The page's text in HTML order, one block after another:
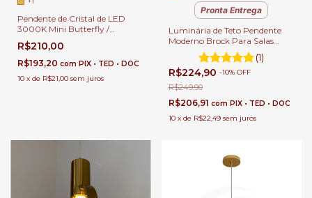
Pendente de Cristal de LED
3000K Mini Butterfly /
Borboleta Cromada 20x14cm
Para Cabeceira de Cama e
Lavabo Moderno
R$210,00
R$193,20 com PIX • TED • DOC
10 x de R$21,00 sem juros
Pronta Entrega
Luminária de Teto Pendente
Moderno Brock Para Salas
Lavabos Balcão e Cabeceira de
(1)
R$224,90 -10% OFF
R$249,90
R$206,91 com PIX • TED • DOC
10 x de R$22,49 sem juros